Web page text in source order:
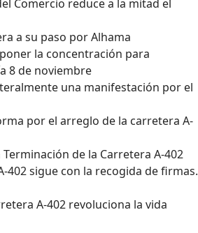
Comercio reduce a la mitad el
a su paso por Alhama
la concentración para
8 de noviembre
una manifestación por el
por el arreglo de la carretera A-
de la Carretera A-402
402 sigue con la recogida de firmas.
A-402 revoluciona la vida